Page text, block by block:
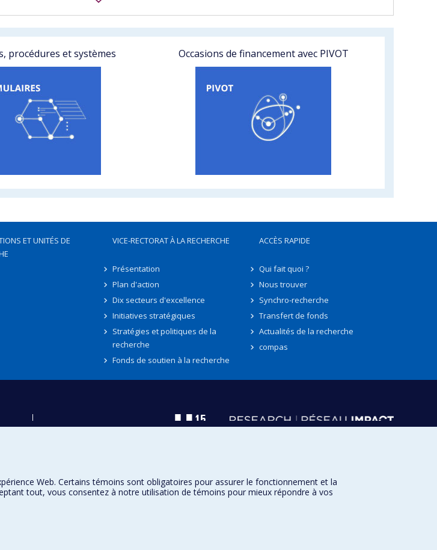
procédures et systèmes Occasions de financement avec PIVOT
ET UNITÉS DE
VICE-RECTORAT À LA RECHERCHE
Présentation
Plan d'action
Dix secteurs d'excellence
Initiatives stratégiques
Stratégies et politiques de la
recherche
Fonds de soutien à la recherche
ACCÈS RAPIDE
Qui fait quoi ?
Nous trouver
Synchro-recherche
Transfert de fonds
Actualités de la recherche
compas
Web. Certains témoins sont obligatoires pour assurer le fonctionnement et la
tout, vous consentez à notre utilisation de témoins pour mieux répondre à vos